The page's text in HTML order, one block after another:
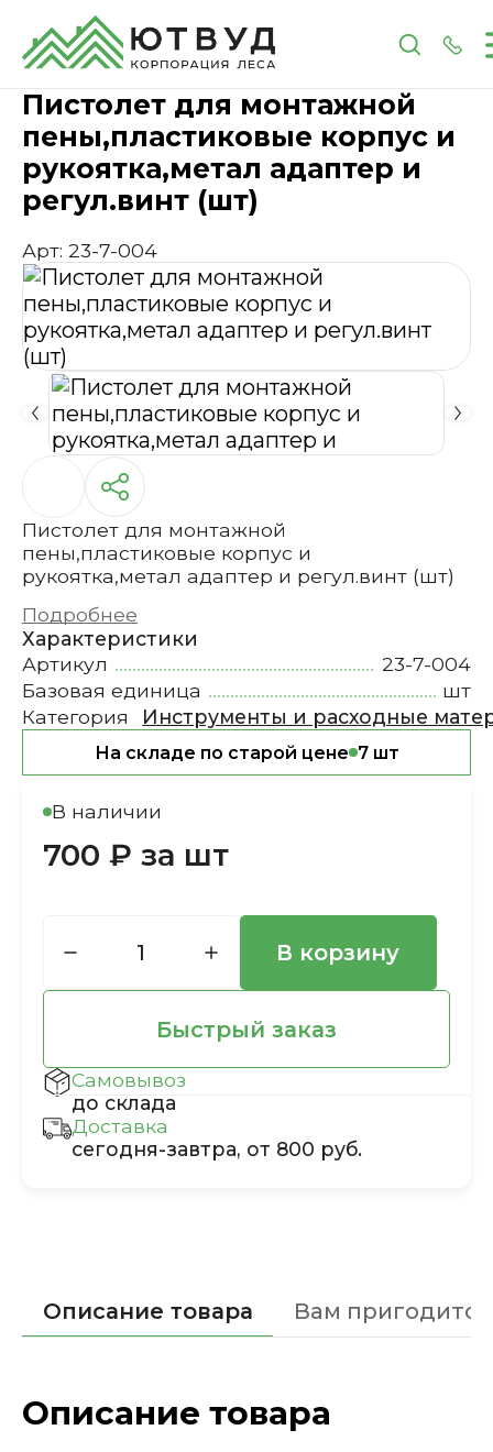
ГлавнаяКаталогИнструменты и расходные
Пистолет для монтажной
пены,пластиковые корпус и
рукоятка,метал адаптер и
регул.винт (шт)
Арт: 23-7-004
Пистолет для монтажной
пены,пластиковые корпус и
рукоятка,метал адаптер и регул.винт (шт)
Подробнее
Характеристики
Артикул
23-7-004
Базовая единица
шт
Категория
Инструменты и расходные
На складе по старой цене 7 шт
В наличии
700 ₽ за шт
В корзину
Быстрый заказ
Самовывоз
до склада
Доставка
сегодня-завтра, от 800 руб.
Описание товара Вам пригодится
Описание товара